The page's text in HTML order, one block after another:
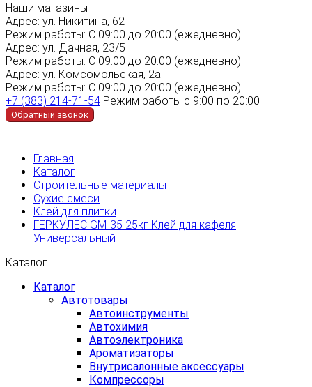
Наши магазины
Адрес: ул. Никитина, 62
Режим работы: С 09:00 до 20:00 (ежедневно)
Адрес: ул. Дачная, 23/5
Режим работы: С 09:00 до 20:00 (ежедневно)
Адрес: ул. Комсомольская, 2а
Режим работы: С 09:00 до 20:00 (ежедневно)
+7 (383) 214-71-54 Режим работы с 9:00 по 20:00
Обратный звонок
Главная
Каталог
Строительные материалы
Сухие смеси
Клей для плитки
ГЕРКУЛЕС GM-35 25кг Клей для кафеля
Универсальный
Каталог
Каталог
Автотовары
Автоинструменты
Автохимия
Автоэлектроника
Ароматизаторы
Внутрисалонные аксессуары
Компрессоры